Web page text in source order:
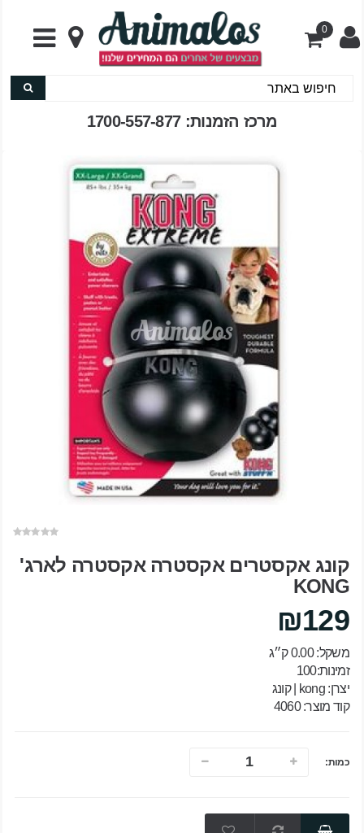
0
מרכז הזמנות: 1700-557-877
קונג אקסטרים אקסטרה אקסטרה לארג'
KONG
₪129
משקל: 0.00 ק״ג
זמינות:100
יצרן: kong | קונג
קוד מוצר: 4060
כמות: